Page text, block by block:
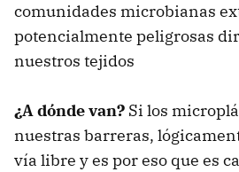
comunidades microbianas
potencialmente peligrosas
nuestros tejidos
¿A dónde van? Si los
nuestras barreras,
vía libre y es por eso que es